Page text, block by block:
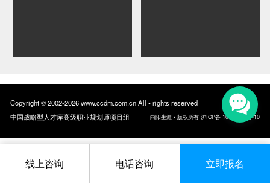
Copyright © 2002-2026 www.ccdm.com.cn All • rights reserved
中国战略型人才库高级职业规划师项目组
向阳生涯 • 版权所有 沪ICP备 10018957号-10
线上咨询 电话咨询 立即报名